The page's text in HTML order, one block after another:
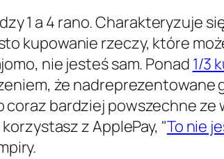
1 a 4 rano. Charakteryzuje
kupowanie rzeczy, które
nie jesteś sam. Ponad 1/3
że nadreprezentowane
coraz bardziej powszechne ze
z ApplePay, "To nie